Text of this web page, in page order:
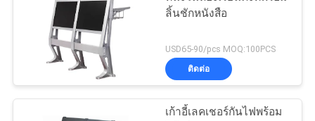
ลิ้นชักหนังสือ
USD65-90/pcs MOQ:100PCS
ติดต่อ
เก้าอี้เลคเชอร์กันไฟพร้อม